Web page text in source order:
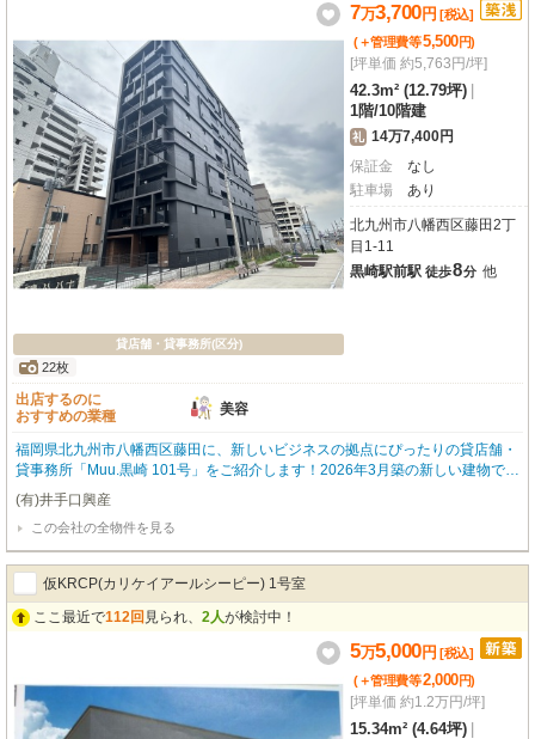
貸店舗・貸事務所(区分)
22枚
7万3,700円 [税込]
(＋管理費等5,500円)
[坪単価 約5,763円/坪]
42.3m² (12.79坪)
1階/10階建
礼 14万7,400円
保証金
なし
駐車場
あり
北九州市八幡西区藤田2丁
目1-11
黒崎駅前駅 徒歩8分 他
出店するのに
おすすめの業種
美容
福岡県北九州市八幡西区藤田に、新しいビジネスの拠点にぴったりの貸店舗・
貸事務所「Muu.黒崎 101号」をご紹介します！2026年3月築の新しい建物で、
気持ち良く新事業をスタートしていただけます。JR鹿児島本線「黒崎駅」ま
で徒歩9分、筑豊電気鉄道線「黒崎駅前駅」まで徒歩8分と、複数路線が利用で
きる便利な立地が魅力です。周辺にはファミリーマート（徒歩1分）、スピナ
紅梅店（徒歩5分）、サンキュードラッグ（徒歩6分）など、日々の買い物やラ
ンチにも困らない施設が充実。角地に位置し、視認性も良好です。広々42.3㎡
の1LDKタイプで、エアコンやエレベーター、24時間セキュリティーも完備。
駐車場もございますので、お客様や従業員様にも便利にお使いいただけます。
崎で、あなたの新しいビジネスを始めてみませんか？
(有)井手口興産
この会社の全物件を見る
仮KRCP(カリケイアールシーピー) 1号室
ここ最近で112回 見られ、 2人が検討中！
5万5,000円 [税込]
(＋管理費等2,000円)
[坪単価 約1.2万円/坪]
15.34m² (4.64坪)